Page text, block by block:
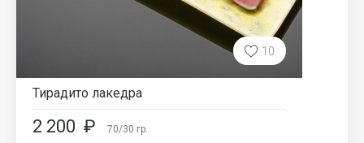
10
Тирадито лакедра
2 200 ₽ 70/30 гр.